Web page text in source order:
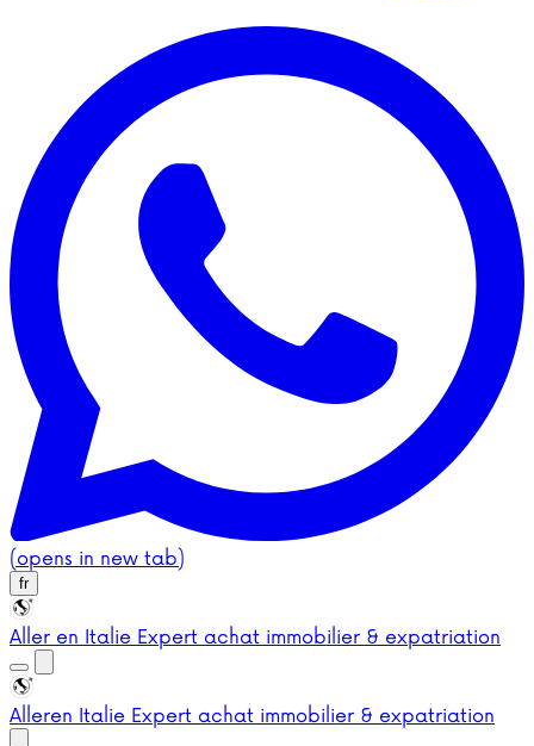
(opens in new tab)
fr
Aller en Italie Expert achat immobilier & expatriation
Alleren Italie Expert achat immobilier & expatriation